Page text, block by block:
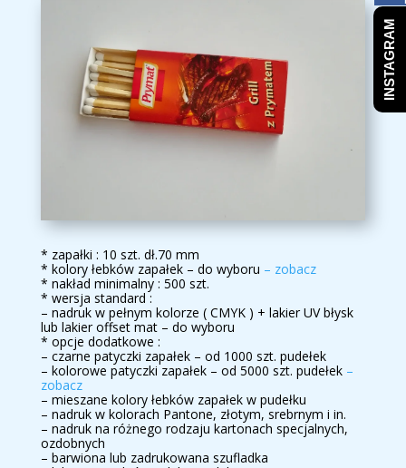
* zapałki : 10 szt. dł.70 mm
* kolory łebków zapałek – do wyboru – zobacz
* nakład minimalny : 500 szt.
* wersja standard :
– nadruk w pełnym kolorze ( CMYK ) + lakier UV błysk
lub lakier offset mat – do wyboru
* opcje dodatkowe :
– czarne patyczki zapałek – od 1000 szt. pudełek
– kolorowe patyczki zapałek – od 5000 szt. pudełek –
zobacz
– mieszane kolory łebków zapałek w pudełku
– nadruk w kolorach Pantone, złotym, srebrnym i in.
– nadruk na różnego rodzaju kartonach specjalnych,
ozdobnych
– barwiona lub zadrukowana szufladka
INSTAGRAM